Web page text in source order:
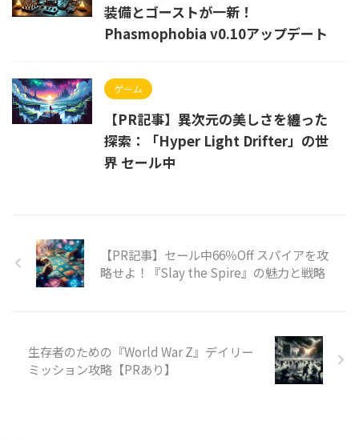
装備とゴーストが一新！
Phasmophobia v0.10アップデート
ゲーム
【PR記事】異次元の美しさを纏った
探索：「Hyper Light Drifter」の世
界 セール中
【PR記事】セール中66％Off スパイアを攻
略せよ！『Slay the Spire』の魅力と戦略
生存者のための『World War Z』デイリー
ミッション攻略【PRあり】